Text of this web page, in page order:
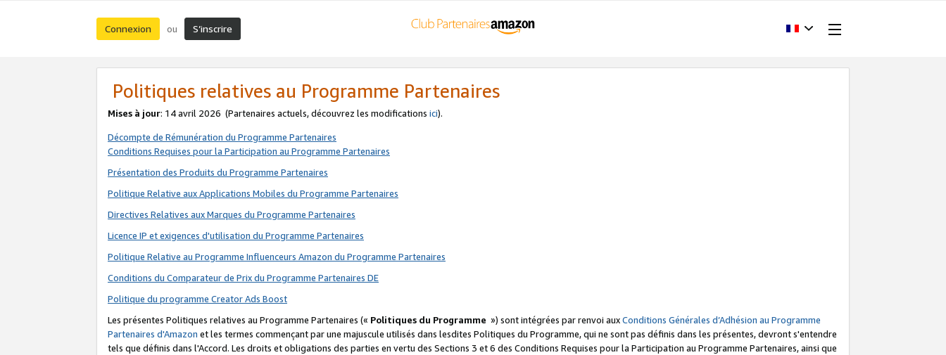
Connexion ou S’inscrire
Politiques relatives au Programme Partenaires
Mises à jour: 14 avril 2026 (Partenaires actuels, découvrez les modifications ici).
Décompte de Rémunération du Programme Partenaires
Conditions Requises pour la Participation au Programme Partenaires
Présentation des Produits du Programme Partenaires
Politique Relative aux Applications Mobiles du Programme Partenaires
Directives Relatives aux Marques du Programme Partenaires
Licence IP et exigences d'utilisation du Programme Partenaires
Politique Relative au Programme Influenceurs Amazon du Programme Partenaires
Conditions du Comparateur de Prix du Programme Partenaires DE
Politique du programme Creator Ads Boost
Les présentes Politiques relatives au Programme Partenaires (« Politiques du Programme ») sont intégrées par renvoi auxConditions Générales d’Adhésion au Programme
Partenaires d'Amazon et les termes commençant par une majuscule utilisés dans lesdites Politiques du Programme, qui ne sont pas définis dans les présentes, devront s'entendre
tels que définis dans l'Accord. Les droits et obligations des parties en vertu des Sections 3 et 6 des Conditions Requises pour la Participation au Programme Partenaires, ainsi que